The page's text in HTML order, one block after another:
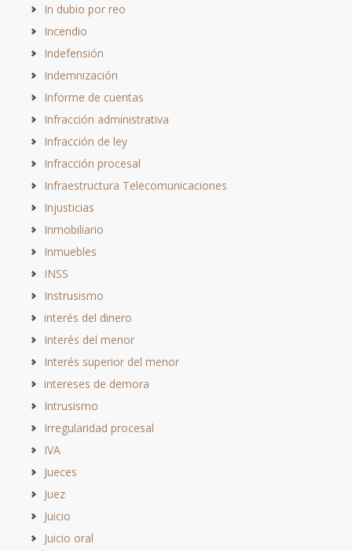
In dubio por reo
Incendio
Indefensión
Indemnización
Informe de cuentas
Infracción administrativa
Infracción de ley
Infracción procesal
Infraestructura Telecomunicaciones
Injusticias
Inmobiliario
Inmuebles
INSS
Instrusismo
interés del dinero
Interés del menor
Interés superior del menor
intereses de demora
Intrusismo
Irregularidad procesal
IVA
Jueces
Juez
Juicio
Juicio oral